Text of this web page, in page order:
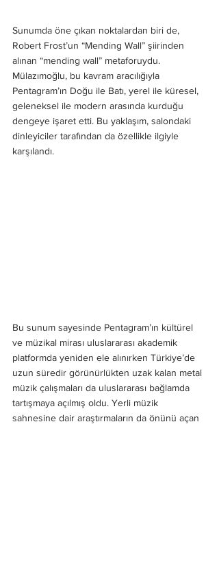
Sunumda öne çıkan noktalardan biri de,
Robert Frost’un “Mending Wall” şiirinden
alınan “mending wall” metaforuydu.
Mülazımoğlu, bu kavram aracılığıyla
Pentagram’ın Doğu ile Batı, yerel ile küresel,
geleneksel ile modern arasında kurduğu
dengeye işaret etti. Bu yaklaşım, salondaki
dinleyiciler tarafından da özellikle ilgiyle
karşılandı.
Bu sunum sayesinde Pentagram’ın kültürel
ve müzikal mirası uluslararası akademik
platformda yeniden ele alınırken Türkiye’de
uzun süredir görünürlükten uzak kalan metal
müzik çalışmaları da uluslararası bağlamda
tartışmaya açılmış oldu. Yerli müzik
sahnesine dair araştırmaların da önünü açan